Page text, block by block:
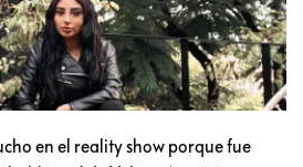
en el reality show porque fue